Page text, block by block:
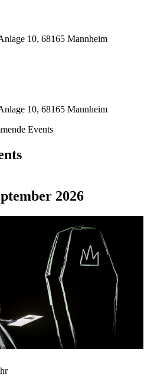
10, 68165 Mannheim
10, 68165 Mannheim
Events
2026